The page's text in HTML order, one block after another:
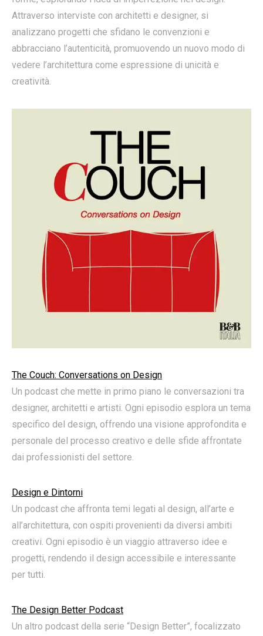
Attraverso interviste con architetti e designer, si
analizzano progetti che sfidano le convenzioni e
abbracciano l’autenticità, promuovendo un nuovo modo di
vedere l’architettura come espressione di unicità e
creatività.
The Couch: Conversations on Design
Un podcast che mette in primo piano le conversazioni tra
designer, architetti e artisti. Ogni episodio esplora un tema
specifico del design, offrendo una visione approfondita e
personale del processo creativo e delle sfide affrontate
dai professionisti del settore.
Design e Dintorni
Un podcast che affronta temi legati al design, all’arte e
all’architettura, con ospiti provenienti da diversi ambiti
creativi. Ogni episodio è un viaggio attraverso idee e
progetti, rendendo il design accessibile e interessante
per tutti.
The Design Better Podcast
Un altro podcast della serie “Design Better”, focalizzato